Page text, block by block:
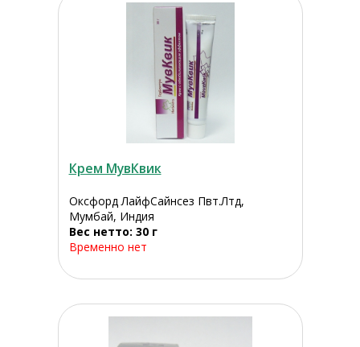
Крем МувКвик
Оксфорд ЛайфСайнсез Пвт.Лтд,
Мумбай, Индия
Вес нетто: 30 г
Временно нет